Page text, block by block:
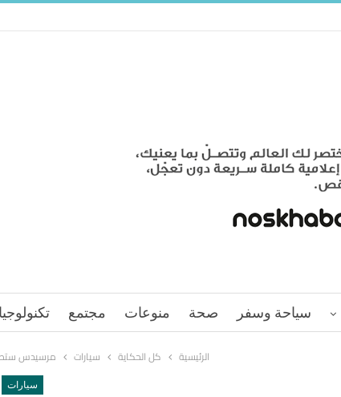
سياحة وسفر صحة منوعات مجتمع تكنولوجيا
الرئيسية كل الحكاية سيارات مرسيدس ستطرح أكثر من 50
سيارات